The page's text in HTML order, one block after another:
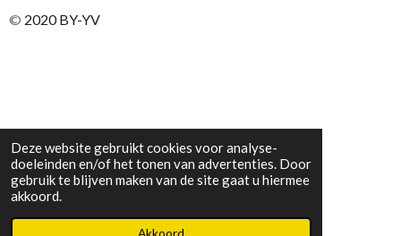
Deze website gebruikt cookies voor analyse-
doeleinden en/of het tonen van advertenties. Door
gebruik te blijven maken van de site gaat u hiermee
akkoord.
© 2020 BY-YV